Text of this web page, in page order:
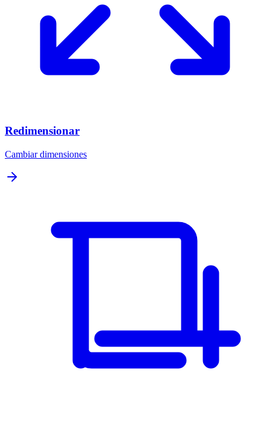
Redimensionar
Cambiar dimensiones